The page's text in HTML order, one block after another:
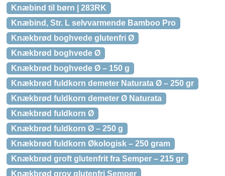
Knæbind til børn | 283RK
Knæbind, Str. L selvvarmende Bamboo Pro
Knækbrød boghvede glutenfri Ø
Knækbrød boghvede Ø
Knækbrød boghvede Ø – 150 g
Knækbrød fuldkorn demeter Naturata Ø – 250 gr
Knækbrød fuldkorn demeter Ø Naturata
Knækbrød fuldkorn Ø
Knækbrød fuldkorn Ø – 250 g
Knækbrød fuldkorn Økologisk – 250 gram
Knækbrød groft glutenfrit fra Semper – 215 gr
Knækbrød grov glutenfri Semper